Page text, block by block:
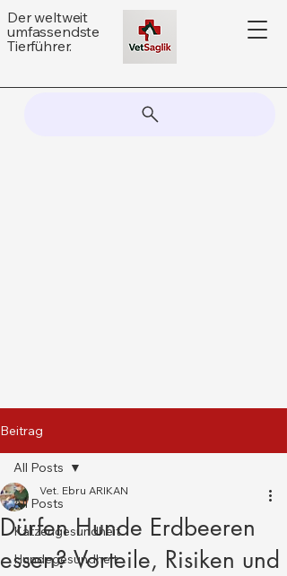
Der weltweit
umfassendste
Tierführer.
Beitrag
All Posts
Katzengesundheit
Hundegesundheit
All Posts
Dürfen Hunde Erdbeeren
essen? Vorteile, Risiken und
Vet. Ebru ARIKAN